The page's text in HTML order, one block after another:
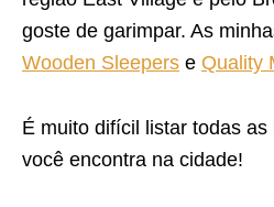
goste de garimpar. As
Wooden Sleepers e Quality
É muito difícil listar todas
você encontra na cidade!